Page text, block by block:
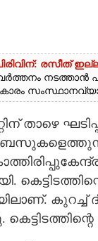
രസീത്
നടത്താൻ
താഴെ
കുറച്ച്